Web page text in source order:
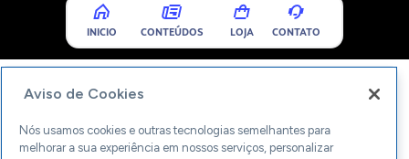
INICIO CONTEÚDOS LOJA CONTATO
Aviso de Cookies
Nós usamos cookies e outras tecnologias semelhantes para
melhorar a sua experiência em nossos serviços, personalizar